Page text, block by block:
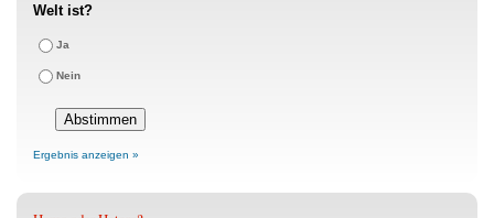
Welt ist?
Ja
Nein
Ergebnis anzeigen »